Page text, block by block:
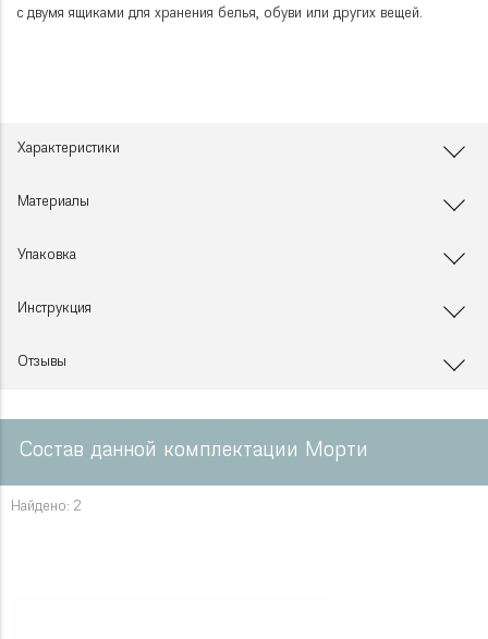
с двумя ящиками для хранения белья, обуви или других вещей.
Характеристики
Материалы
Упаковка
Инструкция
Отзывы
Состав данной комплектации Морти
Найдено: 2